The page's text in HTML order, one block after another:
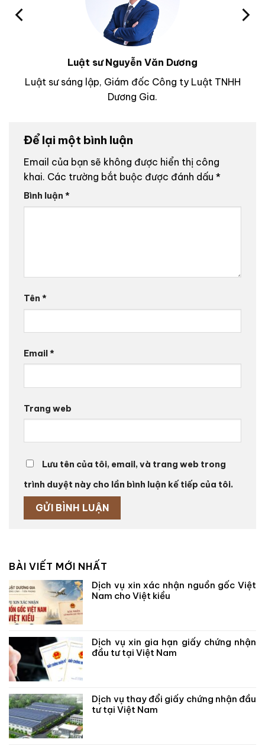
Luật sư Nguyễn Văn Dương
Luật sư sáng lập, Giám đốc Công ty Luật TNHH
Dương Gia.
Để lại một bình luận
Email của bạn sẽ không được hiển thị công
khai. Các trường bắt buộc được đánh dấu *
Bình luận *
Tên *
Email*
Trang web
Lưu tên của tôi, email, và trang web trong
trình duyệt này cho lần bình luận kế tiếp của tôi.
BÀI VIẾT MỚI NHẤT
Dịch vụ xin xác nhận nguồn gốc Việt
Nam cho Việt kiều
Dịch vụ xin gia hạn giấy chứng nhận
đầu tư tại Việt Nam
Dịch vụ thay đổi giấy chứng nhận đầu
tư tại Việt Nam